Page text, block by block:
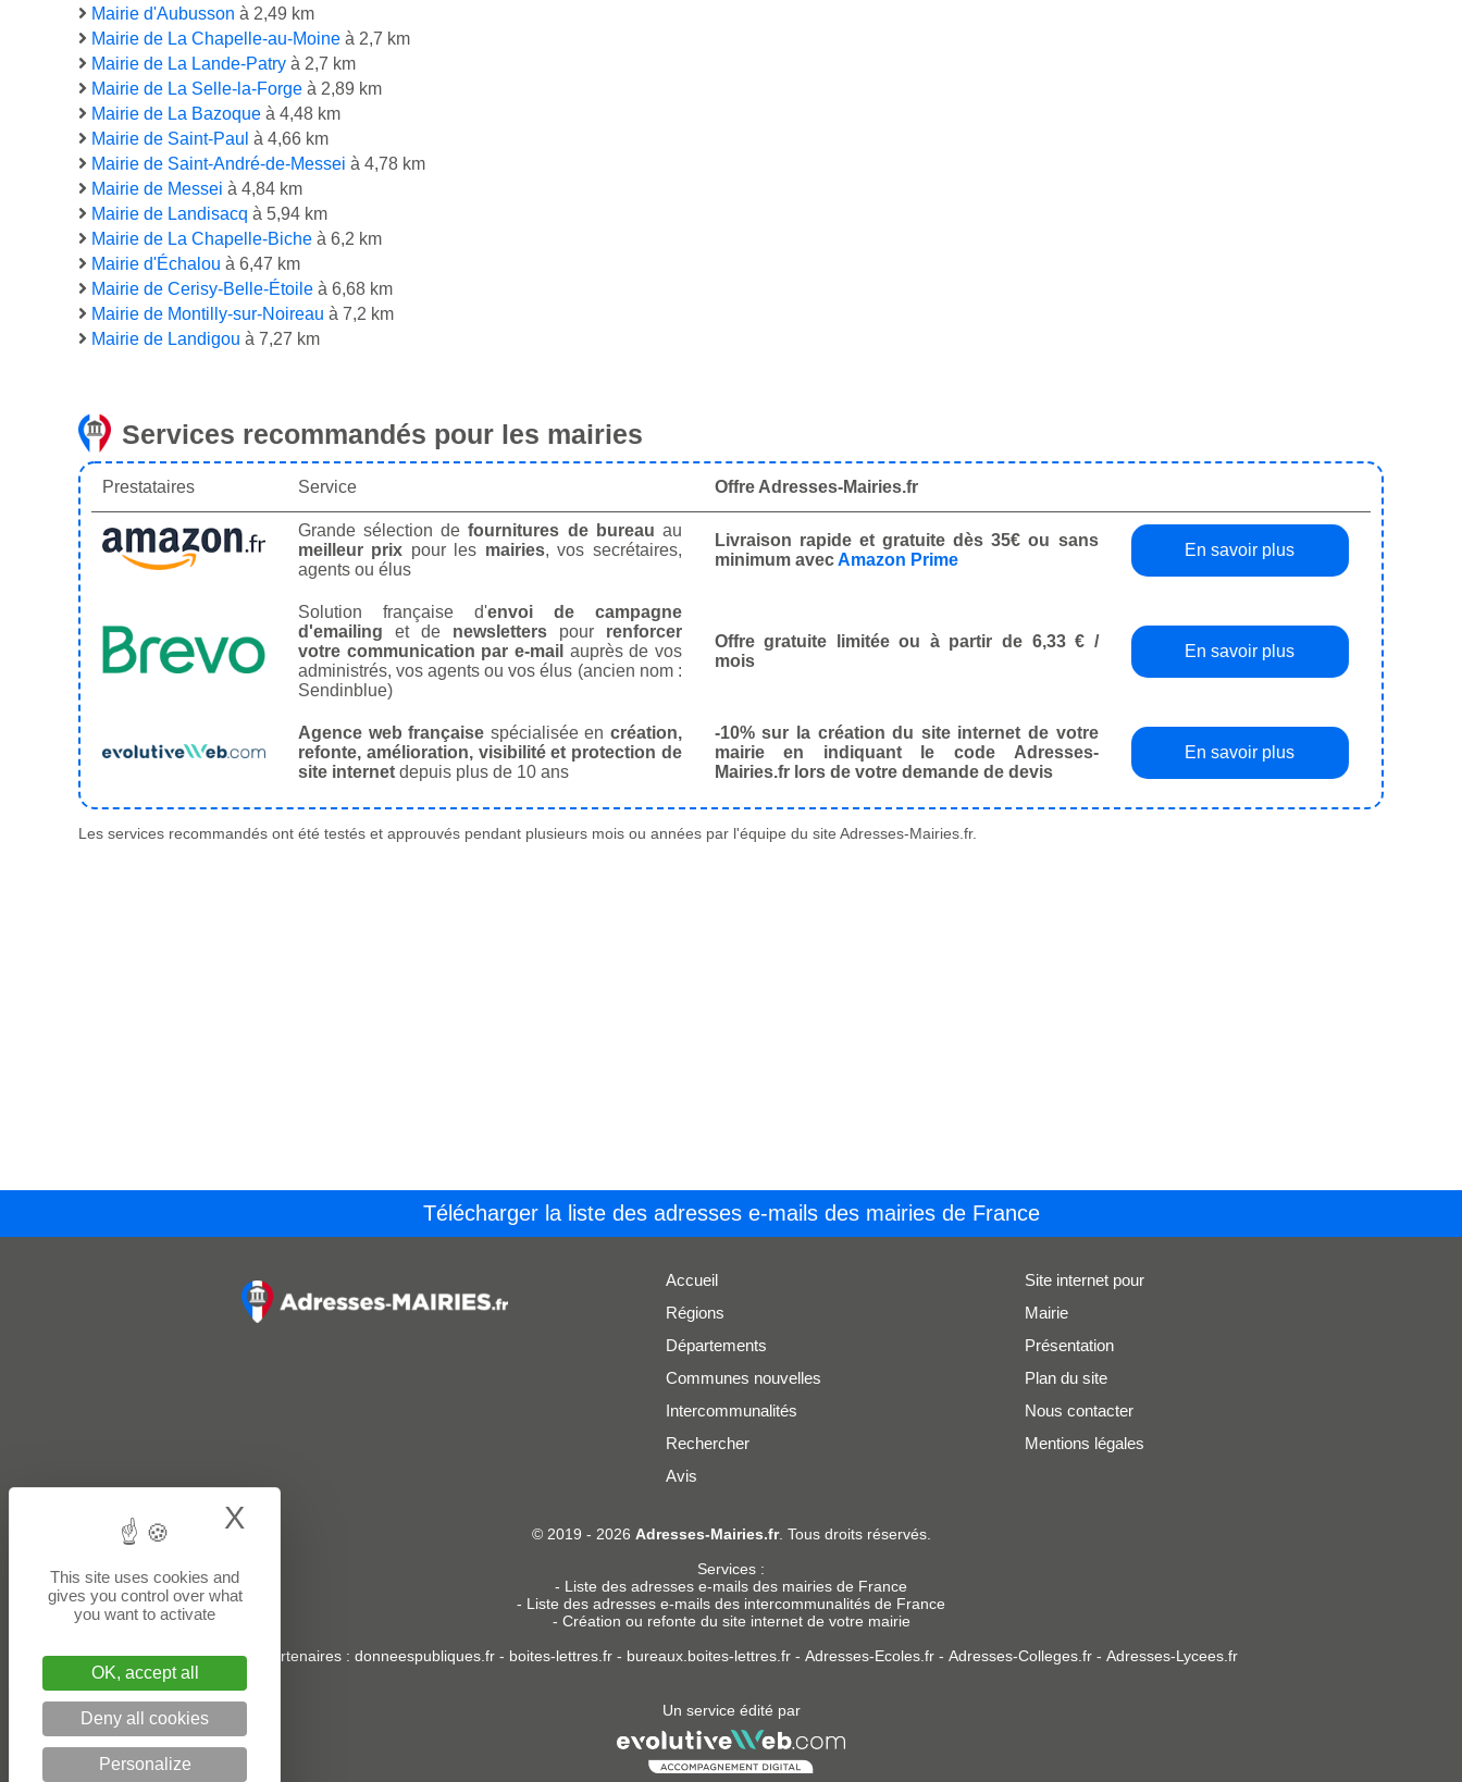
Mairie d'Aubusson à 2,49 km
Mairie de La Chapelle-au-Moine à 2,7 km
Mairie de La Lande-Patry à 2,7 km
Mairie de La Selle-la-Forge à 2,89 km
Mairie de La Bazoque à 4,48 km
Mairie de Saint-Paul à 4,66 km
Mairie de Saint-André-de-Messei à 4,78 km
Mairie de Messei à 4,84 km
Mairie de Landisacq à 5,94 km
Mairie de La Chapelle-Biche à 6,2 km
Mairie d'Échalou à 6,47 km
Mairie de Cerisy-Belle-Étoile à 6,68 km
Mairie de Montilly-sur-Noireau à 7,2 km
Mairie de Landigou à 7,27 km
Services recommandés pour les mairies
Prestataires Service Offre Adresses-Mairies.fr
Grande sélection defournitures de bureau au
meilleur prix pour les mairies, vos secrétaires,
agents ou élus
Livraison rapide et gratuite dès 35€ ou sans
minimum avecAmazon Prime
En savoir plus
Solution française d'envoi de campagne
d'emailing et de newsletterspour renforcer
votre communication par e-mail auprès de vos
administrés, vos agents ou vos élus (ancien nom :
Sendinblue)
Offre gratuite limitée ou à partir de 6,33 € /
mois
En savoir plus
Agence web française spécialisée en création,
refonte, amélioration, visibilité et protection de
site internet depuis plus de 10 ans
-10% sur la création du site internet de votre
mairie en indiquant le code Adresses-
Mairies.fr lors de votre demande de devis
En savoir plus
Les services recommandés ont été testés et approuvés pendant plusieurs mois ou années par l'équipe du site Adresses-Mairies.fr.
Télécharger la liste des adresses e-mails des mairies de France
Accueil
Régions
Départements
Communes nouvelles
Intercommunalités
Rechercher
Avis
Site internet pour
Mairie
Présentation
Plan du site
Nous contacter
Mentions légales
© 2019 - 2026 Adresses-Mairies.fr. Tous droits réservés.
Services :
- Liste des adresses e-mails des mairies de France
- Liste des adresses e-mails des intercommunalités de France
- Création ou refonte du site internet de votre mairie
Sites partenaires: donneespubliques.fr- boites-lettres.fr- bureaux.boites-lettres.fr- Adresses-Ecoles.fr- Adresses-Colleges.fr- Adresses-Lycees.fr
Un service édité par
This site uses cookies and
gives you control over what
you want to activate
OK, accept all
Deny all cookies
Personalize
X